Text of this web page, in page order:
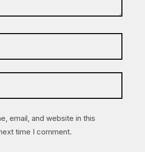
email, and website in this
time I comment.